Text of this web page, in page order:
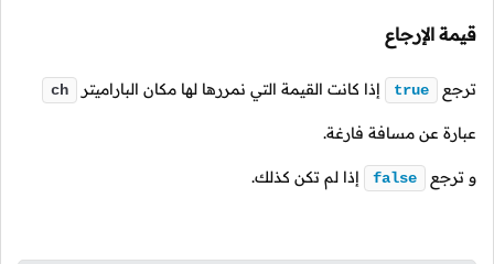
قيمة الإرجاع
ترجع true إذا كانت القيمة التي نمررها لها مكان الباراميتر ch
عبارة عن مسافة فارغة.
و ترجع false إذا لم تكن كذلك.